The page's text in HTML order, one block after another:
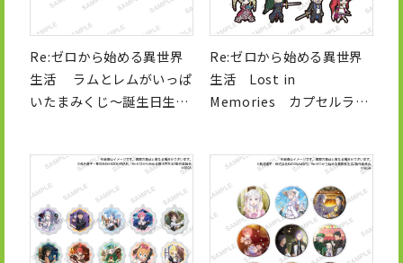
Re:ゼロから始める異世界
生活 ラムとレムがいっぱ
いたまみくじ～誕生日生活
Re:ゼロから始める異世界
生活 Lost in
Memories カプセルラバ